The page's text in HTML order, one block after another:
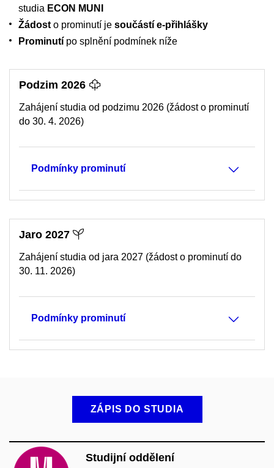
studia ECON MUNI
Žádost o prominutí je součástí e-přihlášky
Prominutí po splnění podmínek níže
Podzim 2026
Zahájení studia od podzimu 2026 (žádost o prominutí
do 30. 4. 2026)
Podmínky prominutí
Jaro 2027
Zahájení studia od jara 2027 (žádost o prominutí do
30. 11. 2026)
Podmínky prominutí
ZÁPIS DO STUDIA
Studijní oddělení